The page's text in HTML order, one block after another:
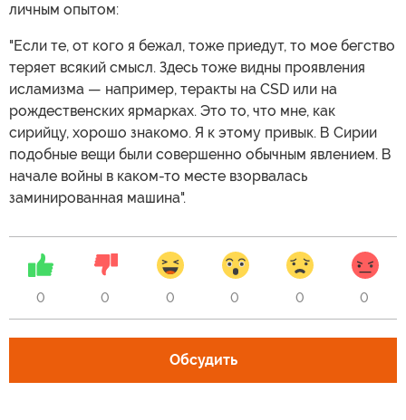
личным опытом:
"Если те, от кого я бежал, тоже приедут, то мое бегство
теряет всякий смысл. Здесь тоже видны проявления
исламизма — например, теракты на CSD или на
рождественских ярмарках. Это то, что мне, как
сирийцу, хорошо знакомо. Я к этому привык. В Сирии
подобные вещи были совершенно обычным явлением. В
начале войны в каком-то месте взорвалась
заминированная машина".
0 0 0 0 0 0
Обсудить